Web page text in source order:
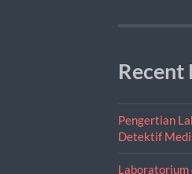
Recent
Pengertian
Detektif
Laboratorium